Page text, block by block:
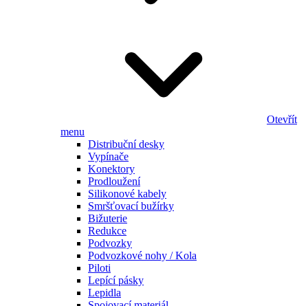
Otevřít
menu
Distribuční desky
Vypínače
Konektory
Prodloužení
Silikonové kabely
Smršťovací bužírky
Bižuterie
Redukce
Podvozky
Podvozkové nohy / Kola
Piloti
Lepící pásky
Lepidla